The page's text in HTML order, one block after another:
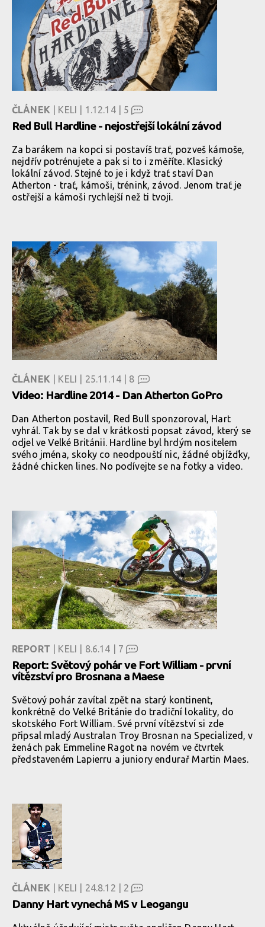
ČLÁNEK | KELI | 1.12.14 | 5
Red Bull Hardline - nejostřejší lokální závod
Za barákem na kopci si postavíš trať, pozveš kámoše,
nejdřív potrénujete a pak si to i změříte. Klasický
lokální závod. Stejné to je i když trať staví Dan
Atherton - trať, kámoši, trénink, závod. Jenom trať je
ostřejší a kámoši rychlejší než ti tvoji.
ČLÁNEK | KELI | 25.11.14 | 8
Video: Hardline 2014 - Dan Atherton GoPro
Dan Atherton postavil, Red Bull sponzoroval, Hart
vyhrál. Tak by se dal v krátkosti popsat závod, který se
odjel ve Velké Británii. Hardline byl hrdým nositelem
svého jména, skoky co neodpouští nic, žádné objížďky,
žádné chicken lines. No podívejte se na fotky a video.
REPORT | KELI | 8.6.14 | 7
Report: Světový pohár ve Fort William - první
vítězství pro Brosnana a Maese
Světový pohár zavítal zpět na starý kontinent,
konkrétně do Velké Británie do tradiční lokality, do
skotského Fort William. Své první vítězství si zde
připsal mladý Australan Troy Brosnan na Specialized, v
ženách pak Emmeline Ragot na novém ve čtvrtek
představeném Lapierru a juniory endurař Martin Maes.
ČLÁNEK | KELI | 24.8.12 | 2
Danny Hart vynechá MS v Leogangu